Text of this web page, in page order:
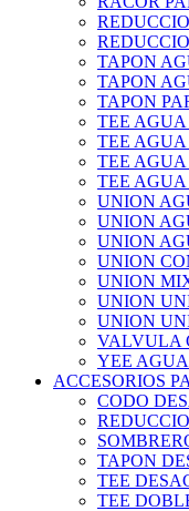
TAPON
TAPON
TAPON
TEE AGUA
TEE AGUA
TEE
TEE AGUA
UNION
UNION
UNION
UNION
UNION
UNION
UNION
VALVULA
YEE AGUA
ACCESORIOS
CODO
TAPON
TEE
TEE